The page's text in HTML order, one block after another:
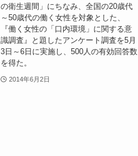
の衛生週間」にちなみ、全国の20歳代
～50歳代の働く女性を対象とした、
『働く女性の「口内環境」に関する意
識調査』と題したアンケート調査を5月
3日～6日に実施し、500人の有効回答数
を得た。
2014年6月2日